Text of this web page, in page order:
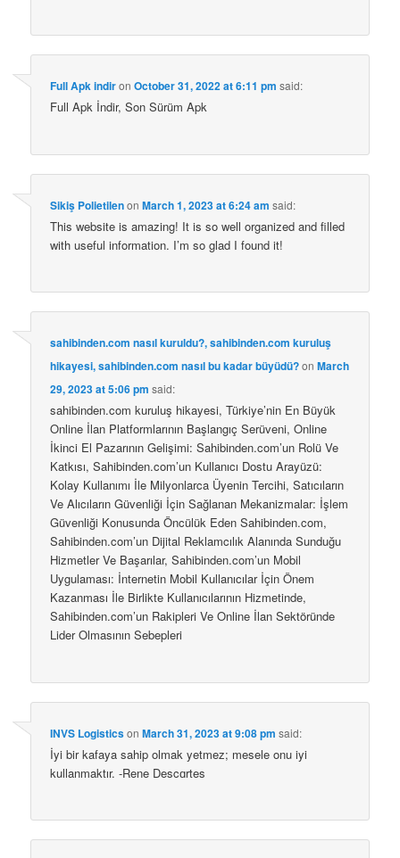
Full Apk indironOctober 31, 2022 at 6:11 pm said:
Full Apk İndir, Son Sürüm Apk
Sikiş PolietilenonMarch 1, 2023 at 6:24 am said:
This website is amazing! It is so well organized and filled
with useful information. I’m so glad I found it!
sahibinden.com nasıl kuruldu?, sahibinden.com kuruluş
hikayesi, sahibinden.com nasıl bu kadar büyüdü?onMarch
29, 2023 at 5:06 pm said:
sahibinden.com kuruluş hikayesi, Türkiye’nin En Büyük
Online İlan Platformlarının Başlangıç Serüveni, Online
İkinci El Pazarının Gelişimi: Sahibinden.com’un Rolü Ve
Katkısı, Sahibinden.com’un Kullanıcı Dostu Arayüzü:
Kolay Kullanımı İle Milyonlarca Üyenin Tercihi, Satıcıların
Ve Alıcıların Güvenliği İçin Sağlanan Mekanizmalar: İşlem
Güvenliği Konusunda Öncülük Eden Sahibinden.com,
Sahibinden.com’un Dijital Reklamcılık Alanında Sunduğu
Hizmetler Ve Başarılar, Sahibinden.com’un Mobil
Uygulaması: İnternetin Mobil Kullanıcılar İçin Önem
Kazanması İle Birlikte Kullanıcılarının Hizmetinde,
Sahibinden.com’un Rakipleri Ve Online İlan Sektöründe
Lider Olmasının Sebepleri
INVS LogisticsonMarch 31, 2023 at 9:08 pm said:
İyi bir kafaya sahip olmak yetmez; mesele onu iyi
kullanmaktır. -Rene Descɑrtes